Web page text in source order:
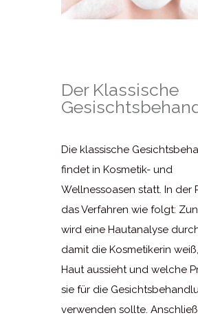
Der Klassische
Die klassische
findet in Kosmetik- und
Wellnessoasen statt. In der
das Verfahren wie folgt:
wird eine Hautanalyse
damit die Kosmetikerin
Haut aussieht und welche
sie für die
verwenden sollte.